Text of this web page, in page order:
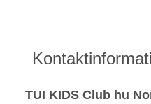
TUI KIDS Club hu